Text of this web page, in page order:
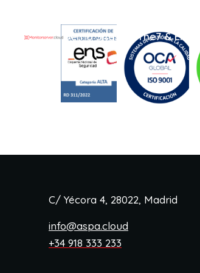
Demo Sites The7 &
C/ Yécora 4, 28022, Madrid
info@aspa.cloud
+34 918 333 233